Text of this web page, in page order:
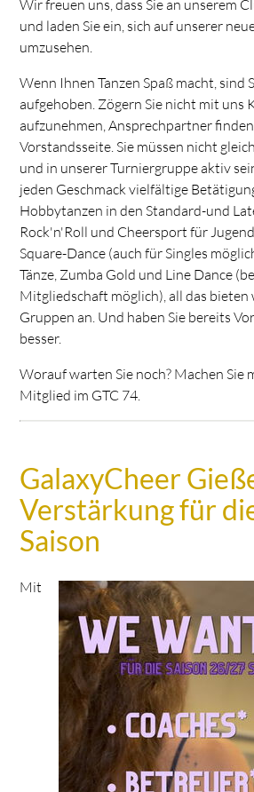
Wir freuen uns, dass Sie an unserem
und laden Sie ein, sich auf unserer
umzusehen.
Wenn Ihnen Tanzen Spaß macht, sind
aufgehoben. Zögern Sie nicht mit uns
aufzunehmen, Ansprechpartner
Vorstandsseite. Sie müssen nicht
und in unserer Turniergruppe aktiv
jeden Geschmack vielfältige
Hobbytanzen in den Standard-und
Rock'n'Roll und Cheersport für
Square-Dance (auch für Singles
Tänze, Zumba Gold und Line Dance
Mitgliedschaft möglich), all das bieten
Gruppen an. Und haben Sie bereits
besser.
Worauf warten Sie noch? Machen Sie
Mitglied im GTC 74.
GalaxyCheer
Verstärkung für
Saison
Mit